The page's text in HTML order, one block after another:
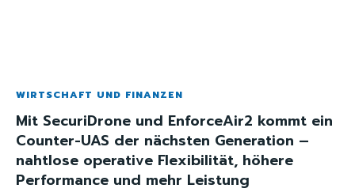
WIRTSCHAFT UND FINANZEN
Mit SecuriDrone und EnforceAir2 kommt ein
Counter-UAS der nächsten Generation –
nahtlose operative Flexibilität, höhere
Performance und mehr Leistung